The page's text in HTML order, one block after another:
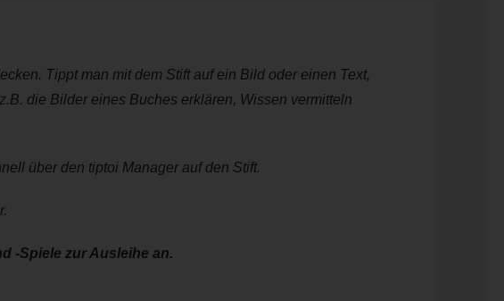
Tippt man mit dem Stift auf ein Bild oder einen Text,
die Bilder eines Buches erklären, Wissen vermitteln
über den tiptoi Manager auf den Stift.
-Spiele zur Ausleihe an.